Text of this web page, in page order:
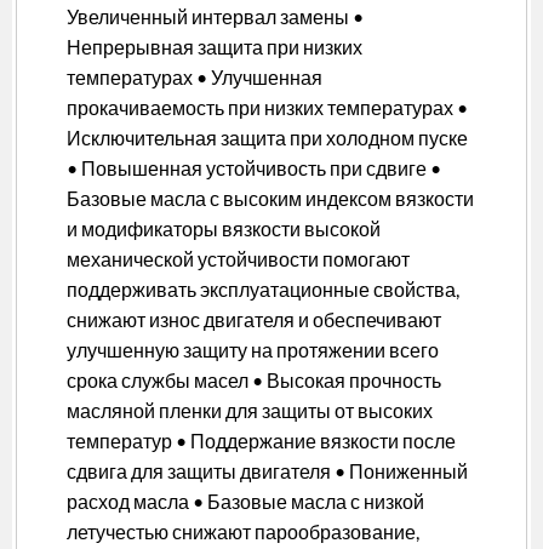
Увеличенный интервал замены •
Непрерывная защита при низких
температурах • Улучшенная
прокачиваемость при низких температурах •
Исключительная защита при холодном пуске
• Повышенная устойчивость при сдвиге •
Базовые масла с высоким индексом вязкости
и модификаторы вязкости высокой
механической устойчивости помогают
поддерживать эксплуатационные свойства,
снижают износ двигателя и обеспечивают
улучшенную защиту на протяжении всего
срока службы масел • Высокая прочность
масляной пленки для защиты от высоких
температур • Поддержание вязкости после
сдвига для защиты двигателя • Пониженный
расход масла • Базовые масла с низкой
летучестью снижают парообразование,